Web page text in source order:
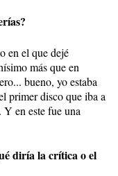
en el que dejé
más que en
bueno, yo estaba
primer disco que iba a
Y en este fue una
diría la crítica o el